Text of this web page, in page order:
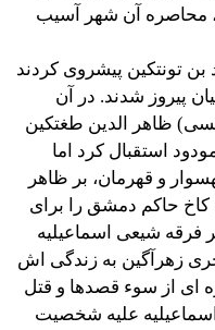
محاصره آن شهر آسیب
تونتکین پیشروی کردند
پیروز شدند. در آن
1113 ميلادی) (491 شمسی) ظاهر الدین طغتکین
استقبال کرد اما
و قهرمان، بر ظاهر
کاخ حاکم دمشق را برای
فرقه شیعی اسماعیلیه
زهرآگین به زندگی اش
ای از سوء قصدها و قتل
علیه شخصیت